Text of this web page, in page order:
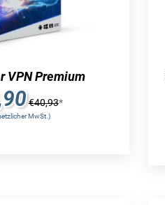
VPN Premium
€40,93*
MwSt.)